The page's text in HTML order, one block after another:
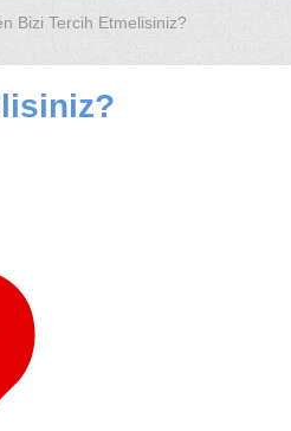
Bizi Tercih Etmelisiniz?